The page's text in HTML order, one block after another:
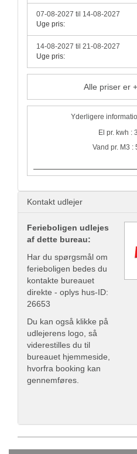
07-08-2027 til 14-08-2027
Uge pris:
14-08-2027 til 21-08-2027
Uge pris:
Alle priser er
Yderligere
El pr. kwh :
Vand pr. M3 :
Kontakt udlejer
Ferieboligen udlejes
af dette bureau:
Har du spørgsmål om
ferieboligen bedes du
kontakte bureauet
direkte - oplys hus-ID:
26653
Du kan også klikke på
udlejerens logo, så
viderestilles du til
bureauet hjemmeside,
hvorfra booking kan
gennemføres.